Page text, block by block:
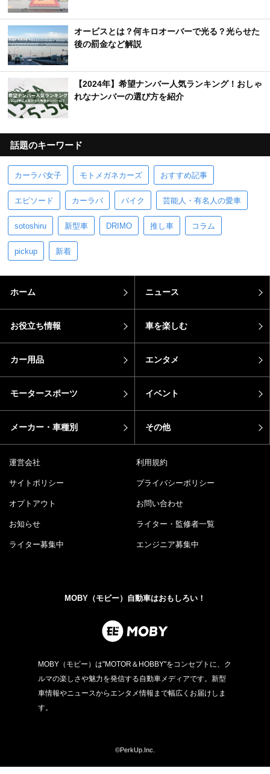
オービスとは？何キロオーバーで光る？光らせた
後の罰金など解説
【2024年】希望ナンバー人気ランキング！おしゃ
れなナンバーの選び方を紹介
話題のキーワード
カーラバ女子 モトメガネカーズ おすすめ記事
エピソード カーラバ バイク 芸能人・有名人の愛車
sotoshiru 新型車 DRIMO 推し車 コラム
pickup 新着
ホーム ニュース
お役立ち情報 車を楽しむ
カー用品 エンタメ
モータースポーツ イベント
メーカー・車種別 その他
運営会社 利用規約
サイトポリシー プライバシーポリシー
オプトアウト お問い合わせ
お知らせ ライター・監修者一覧
ライター募集中 エンジニア募集中
MOBY（モビー）自動車はおもしろい！
MOBY（モビー）は"MOTOR＆HOBBY"をコンセプトに、ク
ルマの楽しさや魅力を発信する自動車メディアです。新型
車情報やニュースからエンタメ情報まで幅広くお届けしま
す。
©PerkUp.Inc.